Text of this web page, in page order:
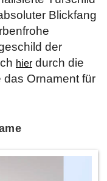
Blickfang
der
hier durch die
Ornament für